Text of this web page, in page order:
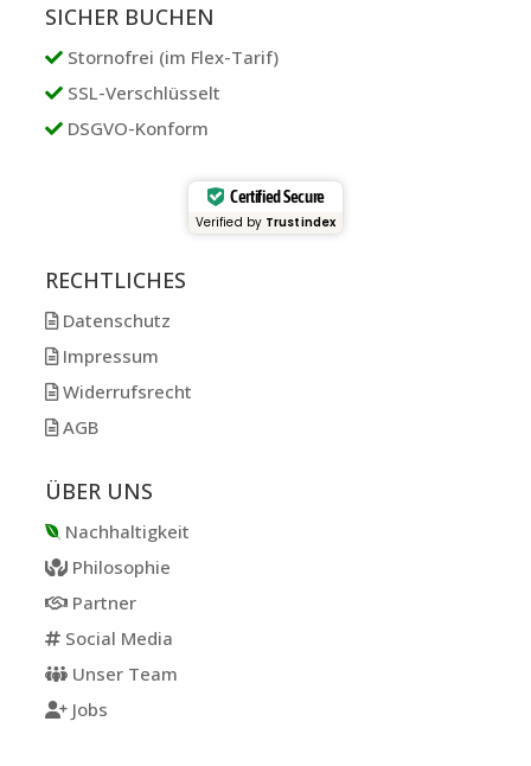
SICHER BUCHEN
Stornofrei (im Flex-Tarif)
SSL-Verschlüsselt
DSGVO-Konform
Certified Secure
Verified by Trustindex
RECHTLICHES
Datenschutz
Impressum
Widerrufsrecht
AGB
ÜBER UNS
Nachhaltigkeit
Philosophie
Partner
Social Media
Unser Team
Jobs